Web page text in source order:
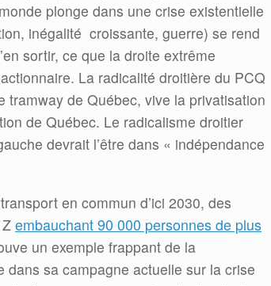
plonge dans une crise existentielle
inégalité croissante, guerre) se rend
sortir, ce que la droite extrême
La radicalité droitière du PCQ
de Québec, vive la privatisation
de Québec. Le radicalisme droitier
devrait l’être dans « indépendance
en commun d’ici 2030, des
embauchant 90 000 personnes de plus
un exemple frappant de la
sa campagne actuelle sur la crise